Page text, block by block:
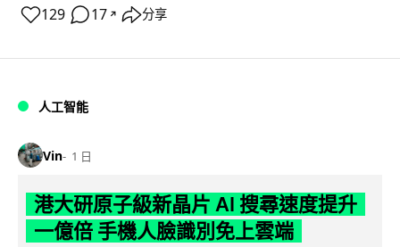
129 17 ↗ 分享
人工智能
Vin 1 日
港大研原子級新晶片 AI 搜尋速度提升
一億倍 手機人臉識別免上雲端